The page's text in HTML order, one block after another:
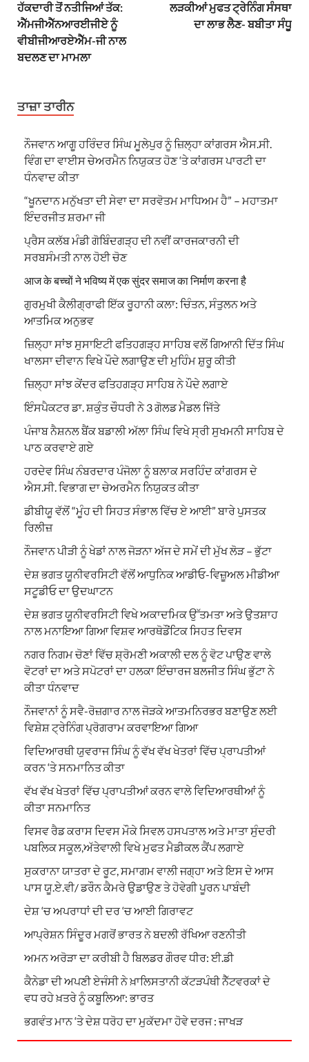
ਹੱਕਦਾਰੀ ਤੋਂ ਨਤੀਜਿਆਂ ਤੱਕ:
ਐੱਮਜੀਐੱਨਆਰਈਜੀਏ ਨੂੰ
ਵੀਬੀਜੀਆਰਏਐੱਮ-ਜੀ ਨਾਲ
ਬਦਲਣ ਦਾ ਮਾਮਲਾ
ਲੜਕੀਆਂ ਮੁਫਤ ਟ੍ਰੇਨਿੰਗ ਸੰਸਥਾ
ਦਾ ਲਾਭ ਲੈਣ- ਬਬੀਤਾ ਸੰਧੂ
ਤਾਜ਼ਾ ਤਾਰੀਨ
ਨੌਜਵਾਨ ਆਗੂ ਹਰਿੰਦਰ ਸਿੰਘ ਮੂਲੇਪੁਰ ਨੂੰ ਜ਼ਿਲ੍ਹਾ ਕਾਂਗਰਸ ਐਸ.ਸੀ.
ਵਿੰਗ ਦਾ ਵਾਈਸ ਚੇਅਰਮੈਨ ਨਿਯੁਕਤ ਹੋਣ ‘ਤੇ ਕਾਂਗਰਸ ਪਾਰਟੀ ਦਾ
ਧੰਨਵਾਦ ਕੀਤਾ
“ਖੂਨਦਾਨ ਮਨੁੱਖਤਾ ਦੀ ਸੇਵਾ ਦਾ ਸਰਵੋਤਮ ਮਾਧਿਅਮ ਹੈ” – ਮਹਾਤਮਾ
ਇੰਦਰਜੀਤ ਸ਼ਰਮਾ ਜੀ
ਪ੍ਰੈਸ ਕਲੱਬ ਮੰਡੀ ਗੋਬਿੰਦਗੜ੍ਹ ਦੀ ਨਵੀਂ ਕਾਰਜਕਾਰਨੀ ਦੀ
ਸਰਬਸੰਮਤੀ ਨਾਲ ਹੋਈ ਚੋਣ
आज के बच्चों ने भविष्य में एक सुंदर समाज का निर्माण करना है
ਗੁਰਮੁਖੀ ਕੈਲੀਗ੍ਰਾਫੀ ਇੱਕ ਰੂਹਾਨੀ ਕਲਾ: ਚਿੰਤਨ, ਸੰਤੁਲਨ ਅਤੇ
ਆਤਮਿਕ ਅਨੁਭਵ
ਜ਼ਿਲ੍ਹਾ ਸਾਂਝ ਸੁਸਾਇਟੀ ਫਤਿਹਗੜ੍ਹ ਸਾਹਿਬ ਵਲੋਂ ਗਿਆਨੀ ਦਿੱਤ ਸਿੰਘ
ਖਾਲਸਾ ਦੀਵਾਨ ਵਿਖੇ ਪੌਦੇ ਲਗਾਉਣ ਦੀ ਮੁਹਿੰਮ ਸ਼ੁਰੂ ਕੀਤੀ
ਜ਼ਿਲ੍ਹਾ ਸਾਂਝ ਕੇਂਦਰ ਫਤਿਹਗੜ੍ਹ ਸਾਹਿਬ ਨੇ ਪੌਦੇ ਲਗਾਏ
ਇੰਸਪੈਕਟਰ ਡਾ. ਸ਼ਕੁੰਤ ਚੌਧਰੀ ਨੇ 3 ਗੋਲਡ ਮੈਡਲ ਜਿੱਤੇ
ਪੰਜਾਬ ਨੈਸ਼ਨਲ ਬੈਂਕ ਬਡਾਲੀ ਅੱਲਾ ਸਿੰਘ ਵਿਖੇ ਸ੍ਰੀ ਸੁਖਮਨੀ ਸਾਹਿਬ ਦੇ
ਪਾਠ ਕਰਵਾਏ ਗਏ
ਹਰਦੇਵ ਸਿੰਘ ਨੰਬਰਦਾਰ ਪੰਜੋਲਾ ਨੂੰ ਬਲਾਕ ਸਰਹਿੰਦ ਕਾਂਗਰਸ ਦੇ
ਐਸ.ਸੀ. ਵਿਭਾਗ ਦਾ ਚੇਅਰਮੈਨ ਨਿਯੁਕਤ ਕੀਤਾ
ਡੀਬੀਯੂ ਵੱਲੋਂ “ਮੂੰਹ ਦੀ ਸਿਹਤ ਸੰਭਾਲ ਵਿੱਚ ਏ ਆਈ” ਬਾਰੇ ਪੁਸਤਕ
ਰਿਲੀਜ਼
ਨੌਜਵਾਨ ਪੀੜੀ ਨੂੰ ਖੇਡਾਂ ਨਾਲ ਜੋੜਨਾ ਅੱਜ ਦੇ ਸਮੇਂ ਦੀ ਮੁੱਖ ਲੋੜ – ਭੁੱਟਾ
ਦੇਸ਼ ਭਗਤ ਯੂਨੀਵਰਸਿਟੀ ਵੱਲੋਂ ਆਧੁਨਿਕ ਆਡੀਓ-ਵਿਜ਼ੂਅਲ ਮੀਡੀਆ
ਸਟੂਡੀਓ ਦਾ ਉਦਘਾਟਨ
ਦੇਸ਼ ਭਗਤ ਯੂਨੀਵਰਸਿਟੀ ਵਿਖੇ ਅਕਾਦਮਿਕ ਉੱਤਮਤਾ ਅਤੇ ਉਤਸ਼ਾਹ
ਨਾਲ ਮਨਾਇਆ ਗਿਆ ਵਿਸ਼ਵ ਆਰਥੋਡੌਂਟਿਕ ਸਿਹਤ ਦਿਵਸ
ਨਗਰ ਨਿਗਮ ਚੋਣਾਂ ਵਿੱਚ ਸ਼੍ਰੋਮਣੀ ਅਕਾਲੀ ਦਲ ਨੂੰ ਵੋਟ ਪਾਉਣ ਵਾਲੇ
ਵੋਟਰਾਂ ਦਾ ਅਤੇ ਸਪੋਟਰਾਂ ਦਾ ਹਲਕਾ ਇੰਚਾਰਜ ਬਲਜੀਤ ਸਿੰਘ ਭੁੱਟਾ ਨੇ
ਕੀਤਾ ਧੰਨਵਾਦ
ਨੌਜਵਾਨਾਂ ਨੂੰ ਸਵੈ-ਰੋਜ਼ਗਾਰ ਨਾਲ ਜੋੜਕੇ ਆਤਮਨਿਰਭਰ ਬਣਾਉਣ ਲਈ
ਵਿਸ਼ੇਸ਼ ਟ੍ਰੇਨਿੰਗ ਪ੍ਰੋਗਰਾਮ ਕਰਵਾਇਆ ਗਿਆ
ਵਿਦਿਆਰਥੀ ਯੁਵਰਾਜ ਸਿੰਘ ਨੂੰ ਵੱਖ ਵੱਖ ਖੇਤਰਾਂ ਵਿੱਚ ਪ੍ਰਾਪਤੀਆਂ
ਕਰਨ ‘ਤੇ ਸਨਮਾਨਿਤ ਕੀਤਾ
ਵੱਖ ਵੱਖ ਖੇਤਰਾਂ ਵਿੱਚ ਪ੍ਰਾਪਤੀਆਂ ਕਰਨ ਵਾਲੇ ਵਿਦਿਆਰਥੀਆਂ ਨੂੰ
ਕੀਤਾ ਸਨਮਾਨਿਤ
ਵਿਸਵ ਰੈਡ ਕਰਾਸ ਦਿਵਸ ਮੌਕੇ ਸਿਵਲ ਹਸਪਤਾਲ ਅਤੇ ਮਾਤਾ ਸੁੰਦਰੀ
ਪਬਲਿਕ ਸਕੂਲ,ਅੱਤੇਵਾਲੀ ਵਿਖੇ ਮੁਫਤ ਮੈਡੀਕਲ ਕੈਂਪ ਲਗਾਏ
ਸੁਕਰਾਨਾ ਯਾਤਰਾ ਦੇ ਰੂਟ, ਸਮਾਗਮ ਵਾਲੀ ਜਗ੍ਹਾ ਅਤੇ ਇਸ ਦੇ ਆਸ
ਪਾਸ ਯੂ.ਏ.ਵੀ/ ਡਰੌਨ ਕੈਮਰੇ ਉਡਾਉਣ ਤੇ ਹੋਵੇਗੀ ਪੂਰਨ ਪਾਬੰਦੀ
ਦੇਸ਼ ‘ਚ ਅਪਰਾਧਾਂ ਦੀ ਦਰ ‘ਚ ਆਈ ਗਿਰਾਵਟ
ਆਪ੍ਰੇਸ਼ਨ ਸਿੰਦੂਰ ਮਗਰੋਂ ਭਾਰਤ ਨੇ ਬਦਲੀ ਰੱਖਿਆ ਰਣਨੀਤੀ
ਅਮਨ ਅਰੋੜਾ ਦਾ ਕਰੀਬੀ ਹੈ ਬਿਲਡਰ ਗੌਰਵ ਧੀਰ: ਈ.ਡੀ
ਕੈਨੇਡਾ ਦੀ ਅਪਣੀ ਏਜੰਸੀ ਨੇ ਖ਼ਾਲਿਸਤਾਨੀ ਕੱਟੜਪੰਥੀ ਨੈੱਟਵਰਕਾਂ ਦੇ
ਵਧ ਰਹੇ ਖ਼ਤਰੇ ਨੂੰ ਕਬੂਲਿਆ: ਭਾਰਤ
ਭਗਵੰਤ ਮਾਨ ‘ਤੇ ਦੇਸ਼ ਧਰੋਹ ਦਾ ਮੁਕੱਦਮਾ ਹੋਵੇ ਦਰਜ : ਜਾਖੜ